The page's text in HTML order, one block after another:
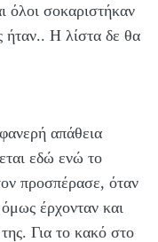
όλοι σοκαριστήκαν
ήταν.. Η λίστα δε θα
απάθεια
εδώ ενώ το
προσπέρασε, όταν
έρχονταν και
Για το κακό στο